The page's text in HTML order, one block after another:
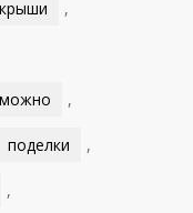
крыши ,
можно ,
поделки ,
,